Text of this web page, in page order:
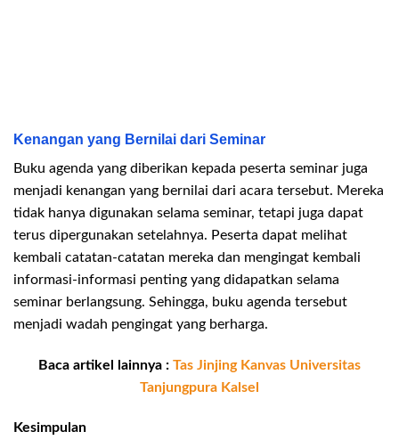
Kenangan yang Bernilai dari Seminar
Buku agenda yang diberikan kepada peserta seminar juga
menjadi kenangan yang bernilai dari acara tersebut. Mereka
tidak hanya digunakan selama seminar, tetapi juga dapat
terus dipergunakan setelahnya. Peserta dapat melihat
kembali catatan-catatan mereka dan mengingat kembali
informasi-informasi penting yang didapatkan selama
seminar berlangsung. Sehingga, buku agenda tersebut
menjadi wadah pengingat yang berharga.
Baca artikel lainnya : Tas Jinjing Kanvas Universitas
Tanjungpura Kalsel
Kesimpulan